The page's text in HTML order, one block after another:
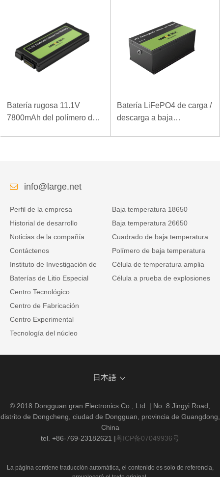
Batería rugosa 11.1V
7800mAh del polímero del
Batería LiFePO4 de carga /
descarga a baja
info@large.net
Perfil de la empresa
Historial de desarrollo
Noticias de la compañía
Contáctenos
Instituto de Investigación de
Baterías de Litio Especial
Centro Tecnológico
Centro de Fabricación
Centro Experimental
Tecnología del núcleo
Baja temperatura 18650
Baja temperatura 26650
Cuadrado de baja temperatura
Polímero de baja temperatura
Célula de temperatura amplia
Célula a prueba de explosiones
日本語
© 2018 Dongguan gran Electronics Co., Ltd. | No. 8 Jingyi Road,
distrito de Dongcheng, ciudad de Dongguan, provincia de Guangdong,
China
tel. +86-769-23182621 |粤ICP备07049936号
La página contiene traducción automática, el contenido es solo de referencia,